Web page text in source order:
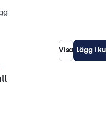
Visa Lägg i